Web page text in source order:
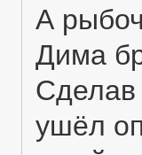
А
Дима
Сделав
ушёл